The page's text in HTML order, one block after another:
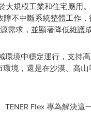
大規模工業和住宅應用
不中斷系統整體工作
求，並顯著降低維護
環境中穩定運行，支持
境，還是在沙漠、高
Flex 專為解決